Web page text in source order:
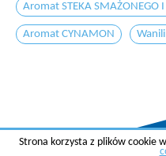
Aromat STEKA SMAŻONEGO I
Aromat CYNAMON
Strona korzysta z plików cookie